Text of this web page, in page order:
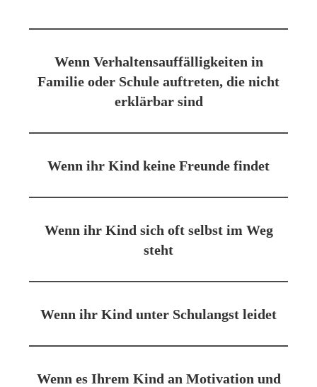
Wenn Verhaltensauffälligkeiten in
Familie oder Schule auftreten, die nicht
erklärbar sind
Wenn ihr Kind keine Freunde findet
Wenn ihr Kind sich oft selbst im Weg
steht
Wenn ihr Kind unter Schulangst leidet
Wenn es Ihrem Kind an Motivation und